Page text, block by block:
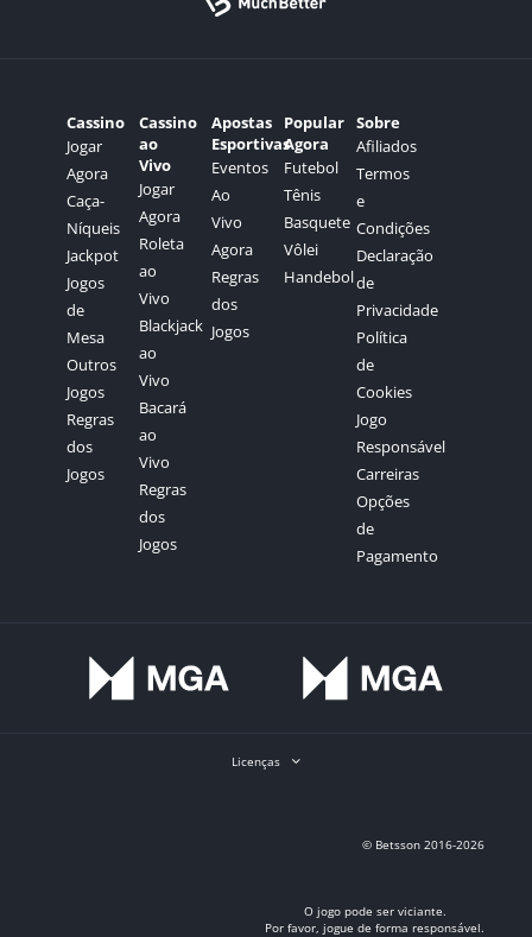
Cassino
Jogar
Agora
Caça-
Níqueis
Jackpot
Jogos
de
Mesa
Outros
Jogos
Regras
dos
Jogos
Cassino
ao
Vivo
Jogar
Agora
Roleta
ao
Vivo
Blackjack
ao
Vivo
Bacará
ao
Vivo
Regras
dos
Jogos
Apostas
Esportivas
Eventos
Ao
Vivo
Agora
Regras
dos
Jogos
Popular
Agora
Futebol
Tênis
Basquete
Vôlei
Handebol
Sobre
Afiliados
Termos
e
Condições
Declaração
de
Privacidade
Política
de
Cookies
Jogo
Responsável
Carreiras
Opções
de
Pagamento
Licenças
© Betsson 2016-2026
O jogo pode ser viciante.
Por favor, jogue de forma responsável.